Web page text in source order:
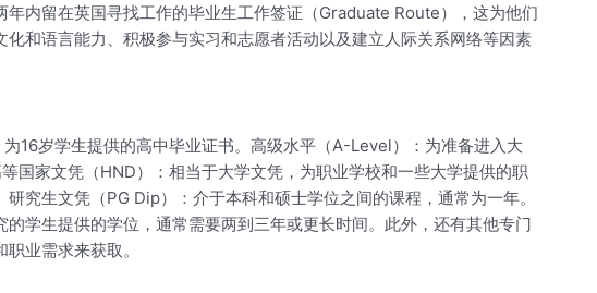
内留在英国寻找工作的毕业生工作签证（Graduate Route），这为他们
和语言能力、积极参与实习和志愿者活动以及建立人际关系网络等因素
16岁学生提供的高中毕业证书。高级水平（A-Level）：为准备进入大
国家文凭（HND）：相当于大学文凭，为职业学校和一些大学提供的职
究生文凭（PG Dip）：介于本科和硕士学位之间的课程，通常为一年。
学生提供的学位，通常需要两到三年或更长时间。此外，还有其他专门
业需求来获取。